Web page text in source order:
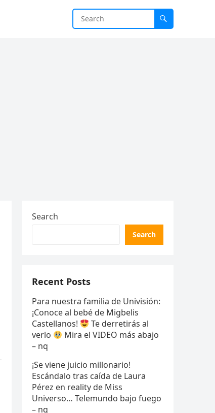
Search
Search
Recent Posts
Para nuestra familia de Univisión:
¡Conoce al bebé de Migbelis
Castellanos!
Te derretirás al
verlo
Mira el VIDEO más abajo
– nq
¡Se viene juicio millonario!
Escándalo tras caída de Laura
Pérez en reality de Miss
Universo… Telemundo bajo fuego
– nq